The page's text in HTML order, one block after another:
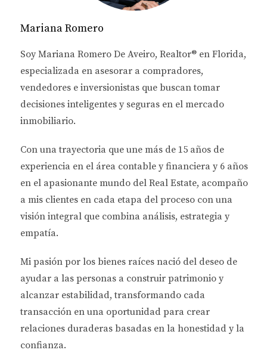
ambiental. La sostenibilidad ya no es solo una
opción; se ha convertido en una necesidad
qué tendencias están influyendo en el mercado
inmobiliario de Florida y cómo estas pueden afectar
nuestras decisiones de inversión.
TENDENCIAS EN
SOSTENIBILIDAD
Eficiencia Energética
La eficiencia energética es una de las tendencias
más relevantes en el sector inmobiliario actual. Las
propiedades que incorporan tecnologías que
atractivas para los compradores, sino que también
ofrecen beneficios económicos a largo plazo. Esto
incluye la instalación de paneles solares, sistemas de
calefacción y refrigeración eficientes y
electrodomésticos que consumen menos energía.
Según estudios recientes, las casas con
Mariana Romero
Soy Mariana Romero De Aveiro, Realtor® en Florida,
especializada en asesorar a compradores,
vendedores e inversionistas que buscan tomar
decisiones inteligentes y seguras en el mercado
inmobiliario.
Con una trayectoria que une más de 15 años de
experiencia en el área contable y financiera y 6 años
en el apasionante mundo del Real Estate, acompaño
a mis clientes en cada etapa del proceso con una
visión integral que combina análisis, estrategia y
empatía.
Mi pasión por los bienes raíces nació del deseo de
ayudar a las personas a construir patrimonio y
alcanzar estabilidad, transformando cada
transacción en una oportunidad para crear
relaciones duraderas basadas en la honestidad y la
confianza.